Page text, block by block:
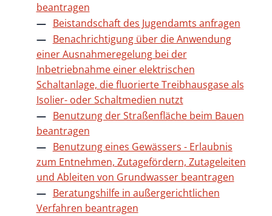
beantragen
Beistandschaft des Jugendamts anfragen
Benachrichtigung über die Anwendung
einer Ausnahmeregelung bei der
Inbetriebnahme einer elektrischen
Schaltanlage, die fluorierte Treibhausgase als
Isolier- oder Schaltmedien nutzt
Benutzung der Straßenfläche beim Bauen
beantragen
Benutzung eines Gewässers - Erlaubnis
zum Entnehmen, Zutagefördern, Zutageleiten
und Ableiten von Grundwasser beantragen
Beratungshilfe in außergerichtlichen
Verfahren beantragen